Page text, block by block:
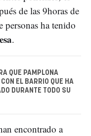
de las 9horas de
personas ha tenido
.
QUE PAMPLONA
CON EL BARRIO QUE HA
DURANTE TODO SU
encontrado a